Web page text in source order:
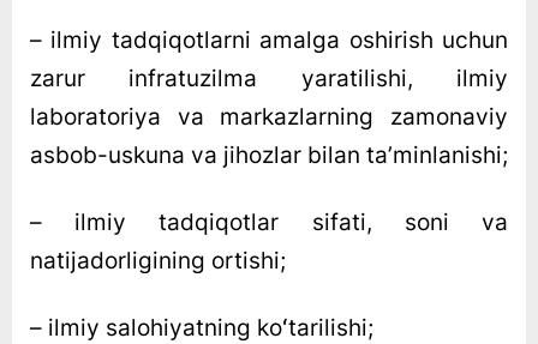
– ilmiy tadqiqotlarni amalga oshirish uchun
zarur infratuzilma yaratilishi, ilmiy
laboratoriya va markazlarning zamonaviy
asbob-uskuna va jihozlar bilan taʼminlanishi;
– ilmiy tadqiqotlar sifati, soni va
natijadorligining ortishi;
– ilmiy salohiyatning koʻtarilishi;